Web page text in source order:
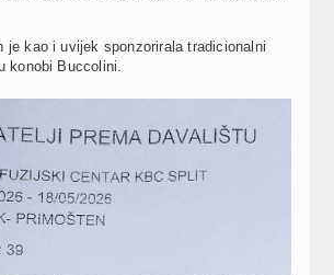
je kao i uvijek sponzorirala tradicionalni
konobi Buccolini.